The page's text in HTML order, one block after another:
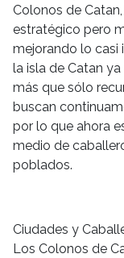
Colonos de
estratégico pero
mejorando lo casi
la isla de Catan
más que sólo
buscan
por lo que ahora
medio de
poblados.
Ciudades y
Los Colonos de